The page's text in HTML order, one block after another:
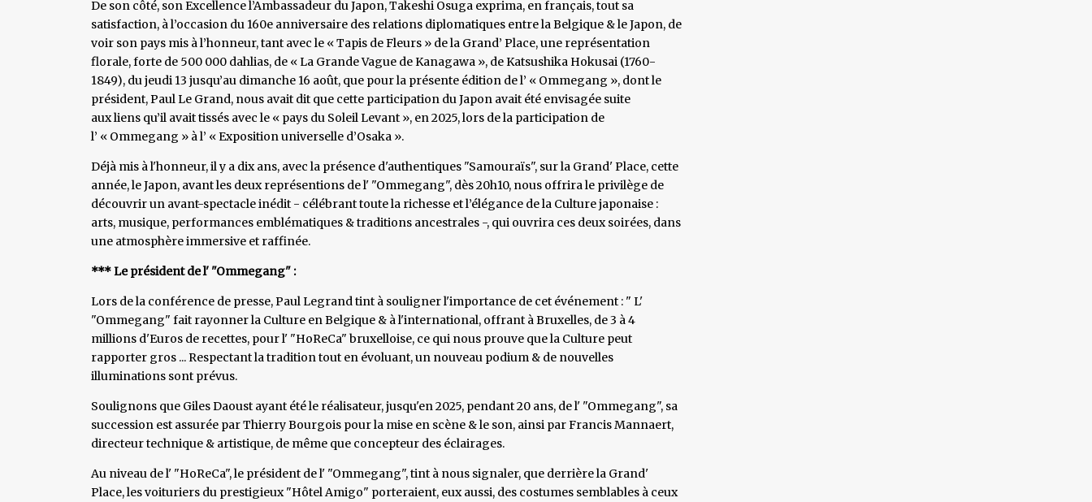
De son côté, son Excellence l’Ambassadeur du Japon, Takeshi Osuga exprima, en français, tout sa
satisfaction, à l’occasion du 160e anniversaire des relations diplomatiques entre la Belgique & le Japon, de
voir son pays mis à l’honneur, tant avec le « Tapis de Fleurs » de la Grand’ Place, une représentation
florale, forte de 500 000 dahlias, de « La Grande Vague de Kanagawa », de Katsushika Hokusai (1760-
1849), du jeudi 13 jusqu’au dimanche 16 août, que pour la présente édition de l’ « Ommegang », dont le
président, Paul Le Grand, nous avait dit que cette participation du Japon avait été envisagée suite
aux liens qu’il avait tissés avec le « pays du Soleil Levant », en 2025, lors de la participation de
l’ « Ommegang » à l’ « Exposition universelle d’Osaka ».
Déjà mis à l'honneur, il y a dix ans, avec la présence d'authentiques "Samouraïs", sur la Grand' Place, cette
année, le Japon, avant les deux représentions de l' "Ommegang", dès 20h10, nous offrira le privilège de
découvrir un avant-spectacle inédit - célébrant toute la richesse et l’élégance de la Culture japonaise :
arts, musique, performances emblématiques & traditions ancestrales -, qui ouvrira ces deux soirées, dans
une atmosphère immersive et raffinée.
*** Le président de l' "Ommegang" :
Lors de la conférence de presse, Paul Legrand tint à souligner l'importance de cet événement : " L'
"Ommegang" fait rayonner la Culture en Belgique & à l'international, offrant à Bruxelles, de 3 à 4
millions d'Euros de recettes, pour l' "HoReCa" bruxelloise, ce qui nous prouve que la Culture peut
rapporter gros ... Respectant la tradition tout en évoluant, un nouveau podium & de nouvelles
illuminations sont prévus.
Soulignons que Giles Daoust ayant été le réalisateur, jusqu'en 2025, pendant 20 ans, de l' "Ommegang", sa
succession est assurée par Thierry Bourgois pour la mise en scène & le son, ainsi par Francis Mannaert,
directeur technique & artistique, de même que concepteur des éclairages.
Au niveau de l' "HoReCa", le président de l' "Ommegang", tint à nous signaler, que derrière la Grand'
Place, les voituriers du prestigieux "Hôtel Amigo" porteraient, eux aussi, des costumes semblables à ceux